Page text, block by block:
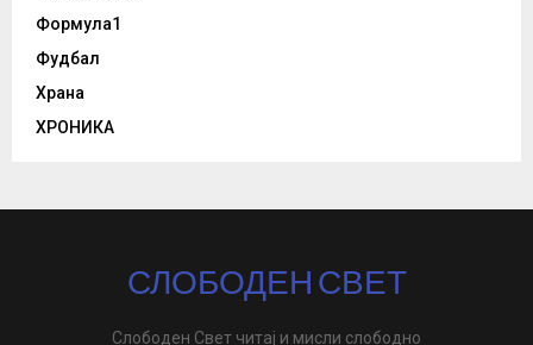
Формула1
Фудбал
Храна
ХРОНИКА
СЛОБОДЕН СВЕТ
Слободен Свет читај и мисли слободно